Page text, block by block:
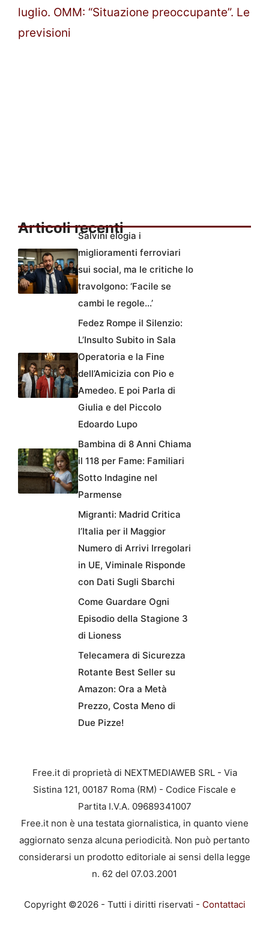
luglio. OMM: “Situazione preoccupante”. Le
previsioni
Articoli recenti
Salvini elogia i
miglioramenti ferroviari
sui social, ma le critiche lo
travolgono: ‘Facile se
cambi le regole…’
Fedez Rompe il Silenzio:
L’Insulto Subito in Sala
Operatoria e la Fine
dell’Amicizia con Pio e
Amedeo. E poi Parla di
Giulia e del Piccolo
Edoardo Lupo
Bambina di 8 Anni Chiama
il 118 per Fame: Familiari
Sotto Indagine nel
Parmense
Migranti: Madrid Critica
l’Italia per il Maggior
Numero di Arrivi Irregolari
in UE, Viminale Risponde
con Dati Sugli Sbarchi
Come Guardare Ogni
Episodio della Stagione 3
di Lioness
Telecamera di Sicurezza
Rotante Best Seller su
Amazon: Ora a Metà
Prezzo, Costa Meno di
Due Pizze!
Free.it di proprietà di NEXTMEDIAWEB SRL - Via
Sistina 121, 00187 Roma (RM) - Codice Fiscale e
Partita I.V.A. 09689341007
Free.it non è una testata giornalistica, in quanto viene
aggiornato senza alcuna periodicità. Non può pertanto
considerarsi un prodotto editoriale ai sensi della legge
n. 62 del 07.03.2001
Copyright ©2026 - Tutti i diritti riservati - Contattaci